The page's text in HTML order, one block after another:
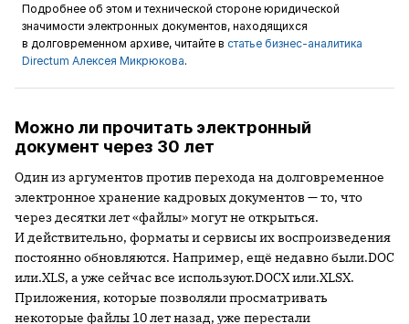
Подробнее об этом и технической стороне юридической
значимости электронных документов, находящихся
в долговременном архиве, читайте в статье бизнес-аналитика
Directum Алексея Микрюкова.
Можно ли прочитать электронный
документ через 30 лет
Один из аргументов против перехода на долговременное
электронное хранение кадровых документов — то, что
через десятки лет «файлы» могут не открыться.
И действительно, форматы и сервисы их воспроизведения
постоянно обновляются. Например, ещё недавно были.DOC
или.XLS, а уже сейчас все используют.DOCX или.XLSX.
Приложения, которые позволяли просматривать
некоторые файлы 10 лет назад, уже перестали